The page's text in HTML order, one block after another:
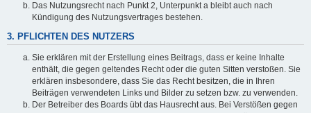
Das Nutzungsrecht nach Punkt 2, Unterpunkt a bleibt auch nach
Kündigung des Nutzungsvertrages bestehen.
3. PFLICHTEN DES NUTZERS
Sie erklären mit der Erstellung eines Beitrags, dass er keine Inhalte
enthält, die gegen geltendes Recht oder die guten Sitten verstoßen. Sie
erklären insbesondere, dass Sie das Recht besitzen, die in Ihren
Beiträgen verwendeten Links und Bilder zu setzen bzw. zu verwenden.
Der Betreiber des Boards übt das Hausrecht aus. Bei Verstößen gegen